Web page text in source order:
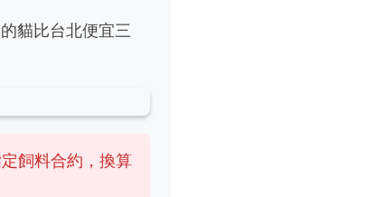
貓比台北便宜三
飼料合約，換算